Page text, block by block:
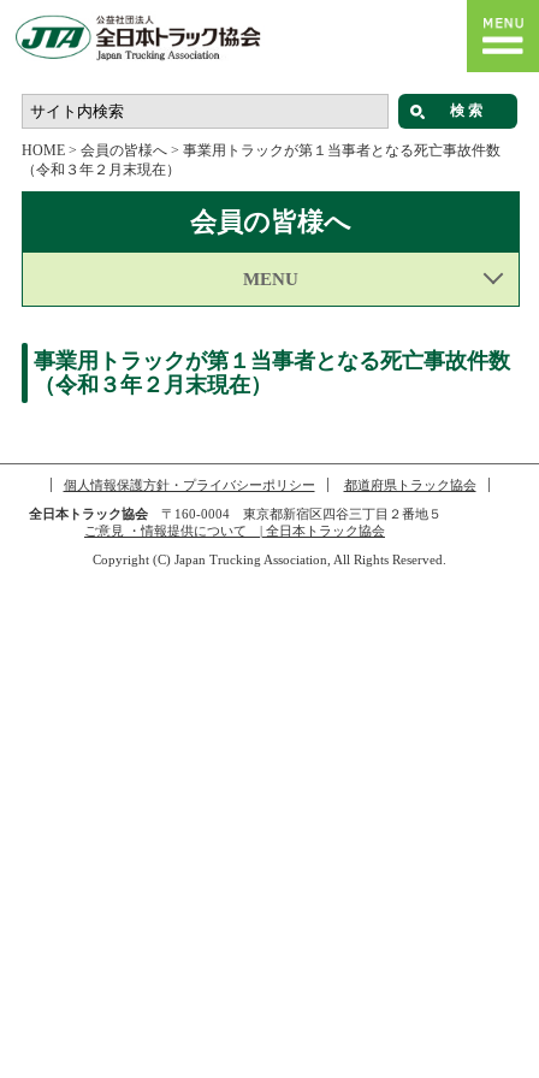
HOME> 会員の皆様へ> 事業用トラックが第１当事者となる死亡事故件数
（令和３年２月末現在）
会員の皆様へ
MENU
事業用トラックが第１当事者となる死亡事故件数
（令和３年２月末現在）
個人情報保護方針・プライバシーポリシー
都道府県トラック協会
全日本トラック協会〒160-0004 東京都新宿区四谷三丁目２番地５
ご意見 ・情報提供について | 全日本トラック協会
Copyright (C) Japan Trucking Association, All Rights Reserved.